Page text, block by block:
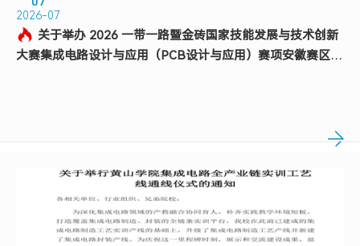
2026-07
关于举办 2026 一带一路暨金砖国家技能发展与技术创新
大赛集成电路设计与应用（PCB设计与应用）赛项安徽赛区